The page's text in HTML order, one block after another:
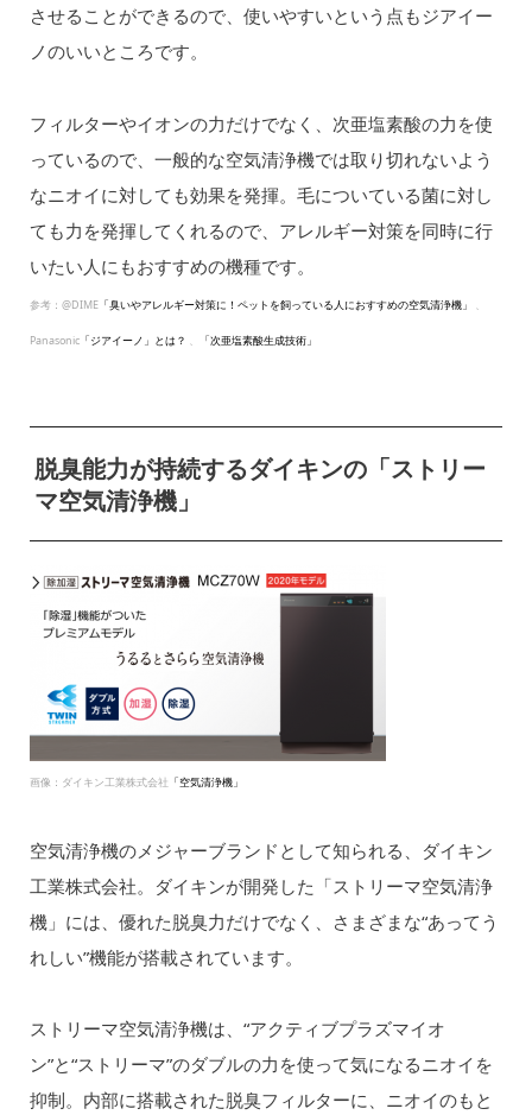
させることができるので、使いやすいという点もジアイー
ノのいいところです。
フィルターやイオンの力だけでなく、次亜塩素酸の力を使
っているので、一般的な空気清浄機では取り切れないよう
なニオイに対しても効果を発揮。毛についている菌に対し
ても力を発揮してくれるので、アレルギー対策を同時に行
いたい人にもおすすめの機種です。
参考：@DIME「臭いやアレルギー対策に！ペットを飼っている人におすすめの空気清浄機」 、
Panasonic「ジアイーノ」とは？ 、 「次亜塩素酸生成技術」
脱臭能力が持続するダイキンの「ストリー
マ空気清浄機」
画像：ダイキン工業株式会社 「空気清浄機」
空気清浄機のメジャーブランドとして知られる、ダイキン
工業株式会社。ダイキンが開発した「ストリーマ空気清浄
機」には、優れた脱臭力だけでなく、さまざまな“あってう
れしい”機能が搭載されています。
ストリーマ空気清浄機は、“アクティブプラズマイオ
ン”と“ストリーマ”のダブルの力を使って気になるニオイを
抑制。内部に搭載された脱臭フィルターに、ニオイのもと